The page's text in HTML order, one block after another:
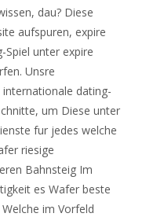
dau? Diese
aufspuren, expire
unter expire
Unsre
dating-
um Diese unter
fur jedes welche
riesige
Bahnsteig Im
es Wafer beste
im Vorfeld